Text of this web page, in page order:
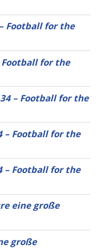
Football for the
for the
– Football for the
– Football for the
– Football for the
eine große
große